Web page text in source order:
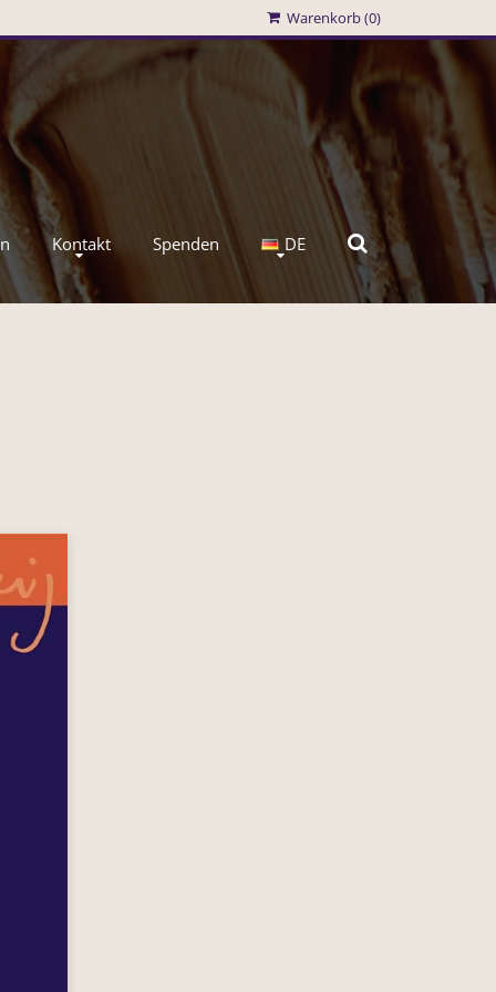
Warenkorb (0)
Kontakt Spenden DE